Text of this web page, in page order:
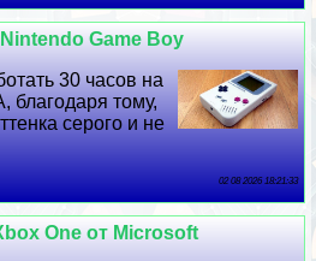
Game Boy
30 часов на
благодаря тому,
серого и не
02 08 2026 18:21:33
One от Microsoft